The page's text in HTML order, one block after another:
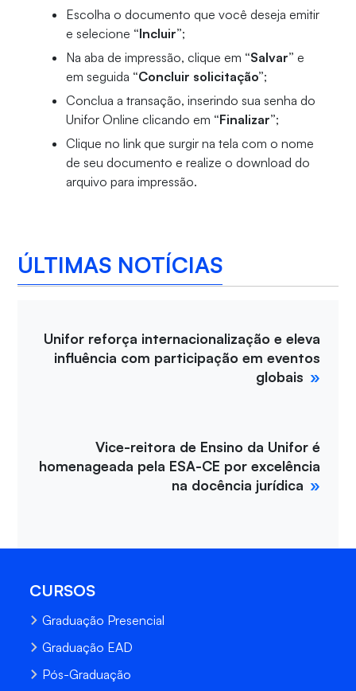
Escolha o documento que você deseja emitir
e selecione “Incluir”;
Na aba de impressão, clique em “Salvar” e
em seguida “Concluir solicitação”;
Conclua a transação, inserindo sua senha do
Unifor Online clicando em “Finalizar”;
Clique no link que surgir na tela com o nome
de seu documento e realize o download do
arquivo para impressão.
ÚLTIMAS NOTÍCIAS
Unifor reforça internacionalização e eleva
influência com participação em eventos
globais
Vice-reitora de Ensino da Unifor é
homenageada pela ESA-CE por excelência
na docência jurídica
CURSOS
Graduação Presencial
Graduação EAD
Pós-Graduação